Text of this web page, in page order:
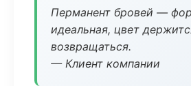
Перманент бровей —
идеальная, цвет
возвращаться.
— Клиент компании